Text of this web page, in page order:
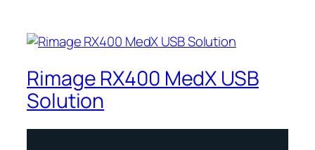
Rimage RX400 MedX USB
Solution